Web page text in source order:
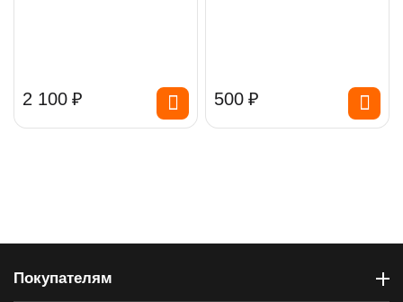
2 100 ₽ ‍500‍ ₽
Покупателям